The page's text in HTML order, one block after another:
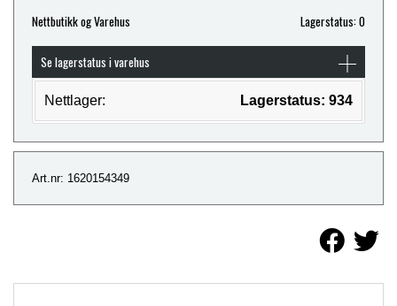
Nettbutikk og Varehus Lagerstatus: 0
Se lagerstatus i varehus
Nettlager: Lagerstatus: 934
Art.nr: 1620154349